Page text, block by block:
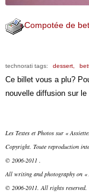
Compotée de
technorati tags: dessert,
Ce billet vous a plu?
nouvelle diffusion sur le
Les Textes et Photos sur «
Copyright. Toute reproduction
© 2006-2011 .
All writing and photography on «
© 2006-2011. All rights reserved.